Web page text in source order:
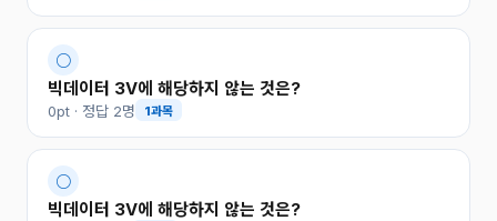
○
빅데이터 3V에 해당하지 않는 것은?
0pt · 정답 2명 1과목
○
빅데이터 3V에 해당하지 않는 것은?